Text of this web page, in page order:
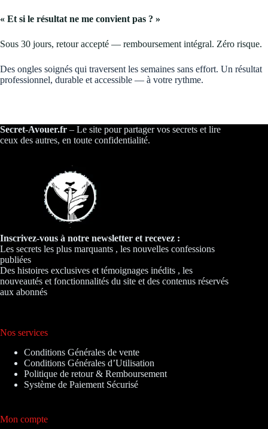
« Et si le résultat ne me convient pas ? »
Sous 30 jours, retour accepté — remboursement intégral. Zéro risque.
Des ongles soignés qui traversent les semaines sans effort. Un résultat
professionnel, durable et accessible — à votre rythme.
Secret-Avouer.fr – Le site pour partager vos secrets et lire
ceux des autres, en toute confidentialité.
Inscrivez-vous à notre newsletter et recevez :
Les secrets les plus marquants , les nouvelles confessions
publiées
Des histoires exclusives et témoignages inédits , les
nouveautés et fonctionnalités du site et des contenus réservés
aux abonnés
Nos services
Conditions Générales de vente
Conditions Générales d’Utilisation
Politique de retour & Remboursement
Système de Paiement Sécurisé
Mon compte